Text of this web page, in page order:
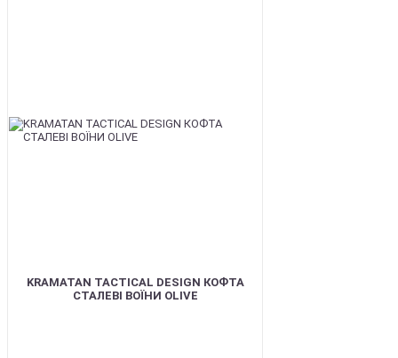
KRAMATAN TACTICAL DESIGN КОФТА
СТАЛЕВІ ВОЇНИ OLIVE